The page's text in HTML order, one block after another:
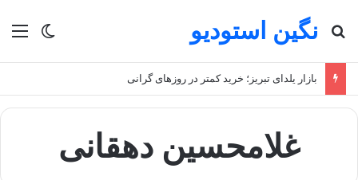
تغییر نگین استودیو
جستجو برای
بازار یلدای تبریز؛ خرید کمتر در روزهای گرانی
غلامحسین دهقانی